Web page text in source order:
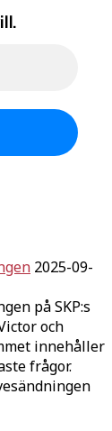
2025-09-
på SKP:s
och
innehåller
frågor.